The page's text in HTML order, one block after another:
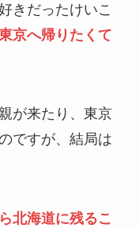
きだったけいこ
京へ帰りたくて
が来たり、東京
ですが、結局は
北海道に残るこ